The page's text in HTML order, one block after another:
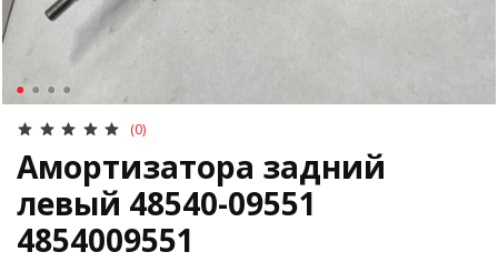
(0)
Амортизатора задний
левый 48540-09551
4854009551